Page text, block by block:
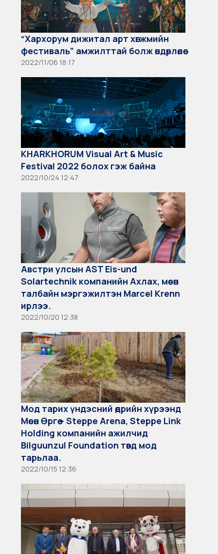
“Хархорум дижитал арт хөгжмийн
фестиваль” амжилттай болж өндөрлөлөө
2022/11/06 18:17
KHARKHORUM Visual Art & Music
Festival 2022 болох гэж байна
2022/10/24 12:47
Австри улсын AST Eis-und
Solartechnik компанийн Ахлах, мөсөн
талбайн мэргэжилтэн Marcel Krenn
ирлээ.
2022/10/20 12:38
Мод тарих үндэсний өдрийн хүрээнд
Мөсөн Өргөө – Steppe Arena, Steppe Link
Holding компанийн ажилчид
Bilguunzul Foundation төвд мод
тарьлаа.
2022/10/15 12:36